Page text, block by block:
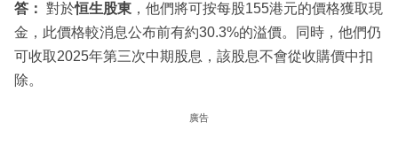
答： 對於恒生股東 ，他們將可按每股155港元的價格獲取現
金，此價格較消息公布前有約30.3%的溢價。同時，他們仍
可收取2025年第三次中期股息，該股息不會從收購價中扣
除。
廣告